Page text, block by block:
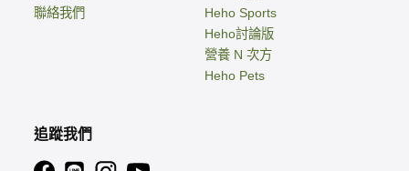
聯絡我們
Heho Sports
Heho討論版
營養 N 次方
Heho Pets
追蹤我們